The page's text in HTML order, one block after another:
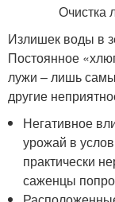
Излишек воды в
Постоянное
лужи – лишь
другие
Негативное
урожай в
практически
саженцы